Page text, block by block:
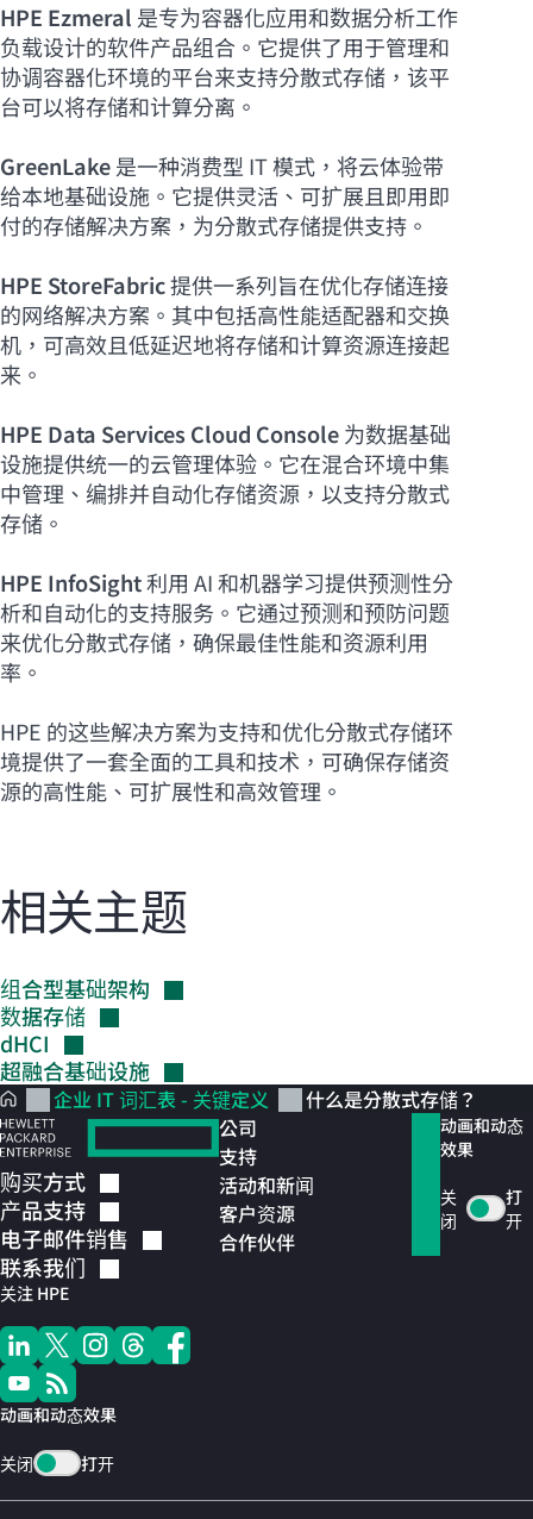
HPE Ezmeral 是专为容器化应用和数据分析工作
负载设计的软件产品组合。它提供了用于管理和
协调容器化环境的平台来支持分散式存储，该平
台可以将存储和计算分离。
GreenLake是一种消费型 IT 模式，将云体验带
给本地基础设施。它提供灵活、可扩展且即用即
付的存储解决方案，为分散式存储提供支持。
HPE StoreFabric提供一系列旨在优化存储连接
的网络解决方案。其中包括高性能适配器和交换
机，可高效且低延迟地将存储和计算资源连接起
来。
HPE Data Services Cloud Console为数据基础
设施提供统一的云管理体验。它在混合环境中集
中管理、编排并自动化存储资源，以支持分散式
存储。
HPE InfoSight利用 AI 和机器学习提供预测性分
析和自动化的支持服务。它通过预测和预防问题
来优化分散式存储，确保最佳性能和资源利用
率。
HPE 的这些解决方案为支持和优化分散式存储环
境提供了一套全面的工具和技术，可确保存储资
源的高性能、可扩展性和高效管理。
相关主题
组合型基础架构
数据存储
dHCI
超融合基础设施
企业 IT 词汇表 - 关键定义 什么是分散式存储？
购买方式
产品支持
电子邮件销售
联系我们
关注 HPE
动画和动态效果
关闭 打开
公司
支持
活动和新闻
客户资源
合作伙伴
动画和动态
效果
关
闭
打
开